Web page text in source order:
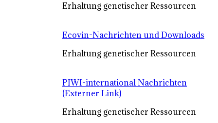
Erhaltung genetischer Ressourcen
Ecovin-Nachrichten und Downloads
Erhaltung genetischer Ressourcen
PIWI-international Nachrichten
(Externer Link)
Erhaltung genetischer Ressourcen